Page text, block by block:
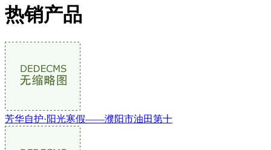
热销产品
芳华自护·阳光寒假——濮阳市油田第十